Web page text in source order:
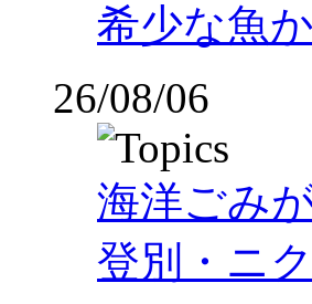
希少な魚
26/08/06
海洋ごみ
登別・ニ